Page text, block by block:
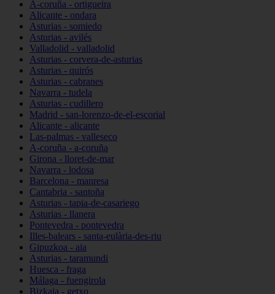
A-coruña - ortigueira
Alicante - ondara
Asturias - somiedo
Asturias - avilés
Valladolid - valladolid
Asturias - corvera-de-asturias
Asturias - quirós
Asturias - cabranes
Navarra - tudela
Asturias - cudillero
Madrid - san-lorenzo-de-el-escorial
Alicante - alicante
Las-palmas - valleseco
A-coruña - a-coruña
Girona - lloret-de-mar
Navarra - lodosa
Barcelona - manresa
Cantabria - santoña
Asturias - tapia-de-casariego
Asturias - llanera
Pontevedra - pontevedra
Illes-balears - santa-eulària-des-riu
Gipuzkoa - aia
Asturias - taramundi
Huesca - fraga
Málaga - fuengirola
Bizkaia - getxo